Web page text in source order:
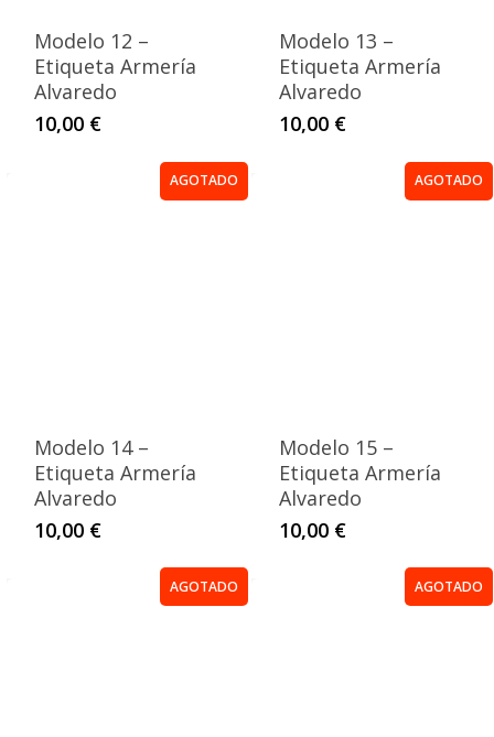
Modelo 12 –
Etiqueta Armería
Alvaredo
10,00 €
Modelo 13 –
Etiqueta Armería
Alvaredo
10,00 €
Modelo 14 –
Etiqueta Armería
Alvaredo
10,00 €
AGOTADO
Modelo 15 –
Etiqueta Armería
Alvaredo
10,00 €
AGOTADO
AGOTADO AGOTADO